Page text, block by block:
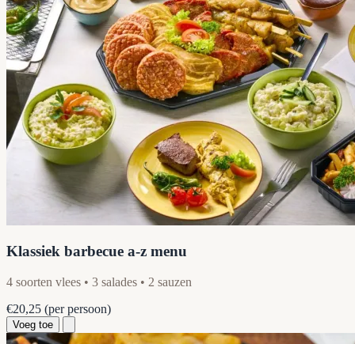
Klassiek barbecue a-z menu
4 soorten vlees • 3 salades • 2 sauzen
€20,25 (per persoon)
Voeg toe